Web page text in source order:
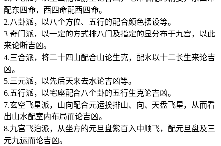
配东四命，西四命配西四命。
2.八卦派，以八个方位、五行的配合颜色摆设等。
3.奇门派，以一定的方式排八门及指定的显分布于九宫，以此
来论断吉凶。
4.三合派，将二十四山配合山论生克，配水以十二长生来论吉
凶。
5.三元派，以先后天来去水论吉凶等。
6.五行派，以宅座配合八个卦的五行生克论吉凶。
7.玄空飞星派，山向配合元运挨排山、向、天盘飞星，从而看
出山水配室内布局而论吉凶。
8.九宫飞泊派，从坐方的元旦盘紫百入中顺飞，配元旦盘及三
元九运而论吉凶。